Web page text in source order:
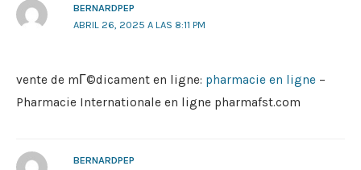
BERNARDPEP
ABRIL 26, 2025 A LAS 8:11 PM
vente de mГ©dicament en ligne: pharmacie en ligne –
Pharmacie Internationale en ligne pharmafst.com
BERNARDPEP